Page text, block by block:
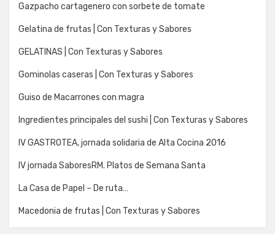
Gazpacho cartagenero con sorbete de tomate
Gelatina de frutas | Con Texturas y Sabores
GELATINAS | Con Texturas y Sabores
Gominolas caseras | Con Texturas y Sabores
Guiso de Macarrones con magra
Ingredientes principales del sushi | Con Texturas y Sabores
IV GASTROTEA, jornada solidaria de Alta Cocina 2016
IV jornada SaboresRM. Platos de Semana Santa
La Casa de Papel – De ruta…
Macedonia de frutas | Con Texturas y Sabores